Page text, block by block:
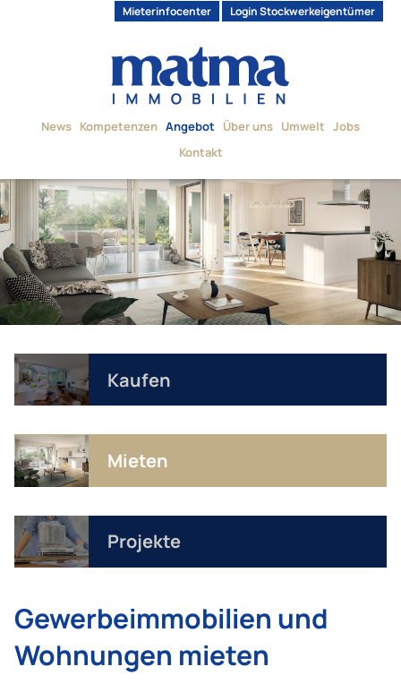
Mieterinfocenter Login Stockwerkeigentümer
News Kompetenzen Angebot Über uns Umwelt Jobs
Kontakt
Kaufen
Mieten
Projekte
Gewerbeimmobilien und
Wohnungen mieten